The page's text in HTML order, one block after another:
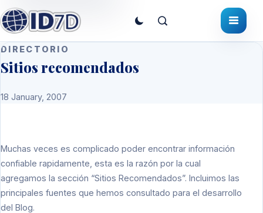
DIRECTORIO
Sitios recomendados
18 January, 2007
Muchas veces es complicado poder encontrar información
confiable rapidamente, esta es la razón por la cual
agregamos la sección “Sitios Recomendados”. Incluimos las
principales fuentes que hemos consultado para el desarrollo
del Blog.